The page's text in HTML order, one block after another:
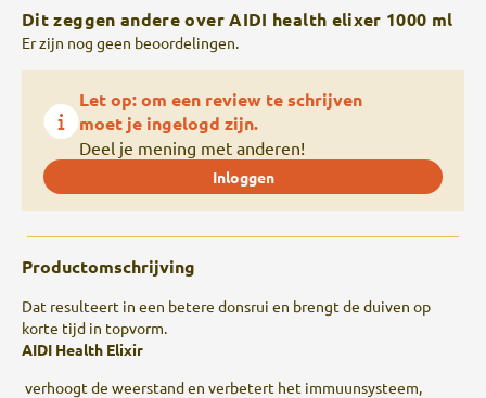
Dit zeggen andere over AIDI health elixer 1000 ml
Er zijn nog geen beoordelingen.
Let op: om een review te schrijven
moet je ingelogd zijn.
Deel je mening met anderen!
Inloggen
Productomschrijving
Dat resulteert in een betere donsrui en brengt de duiven op
korte tijd in topvorm.
AIDI Health Elixir
verhoogt de weerstand en verbetert het immuunsysteem,